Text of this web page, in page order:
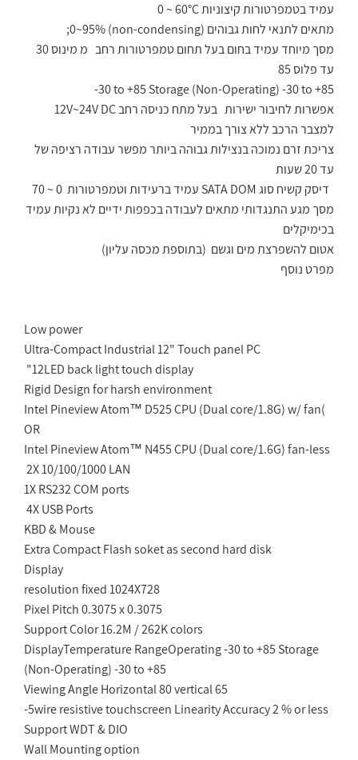
0 ~ 60°Cעמיד בטמפרטורות קיצוניות
;0~95% (non-condensing) מתאים לתנאי לחות גבוהים
מסך מיוחד עמיד בחום בעל תחום טמפרטורות רחב מ מינוס 30
עד פלוס 85
-30 to +85 Storage (Non-Operating) -30 to +85
12V~24V DCבעל מתח כניסה רחב אפשרות לחיבור ישירות
למצבר הרכב ללא צורך בממיר
צריכת זרם נמוכה בנצילות גבוהה ביותר מפשר עבודה רציפה של
עד 20 שעות
עמיד ברעידות וטמפרטורות 0 ~ 70 SATA DOM דיסק קשיח סוג
מסך מגע התנגדותי מתאים לעבודה בכפפות ידיים לא נקיות עמיד
בכימיקלים
(אטום להשפרצת מים וגשם (בתוספת מכסה עליון
מפרט נוסף
Low power
Ultra-Compact Industrial 12" Touch panel PC
12"LED back light touch display
Rigid Design for harsh environment
Intel Pineview Atom™ D525 CPU (Dual core/1.8G) w/ fan)
OR
Intel Pineview Atom™ N455 CPU (Dual core/1.6G) fan-less
2X 10/100/1000 LAN
1X RS232 COM ports
4X USB Ports
KBD & Mouse
Extra Compact Flash soket as second hard disk
Display
resolution fixed 1024X728
Pixel Pitch 0.3075 x 0.3075
Support Color 16.2M / 262K colors
DisplayTemperature RangeOperating -30 to +85 Storage
(Non-Operating) -30 to +85
Viewing Angle Horizontal 80 vertical 65
5-wire resistive touchscreen Linearity Accuracy 2 % or less
Support WDT & DIO
Wall Mounting option